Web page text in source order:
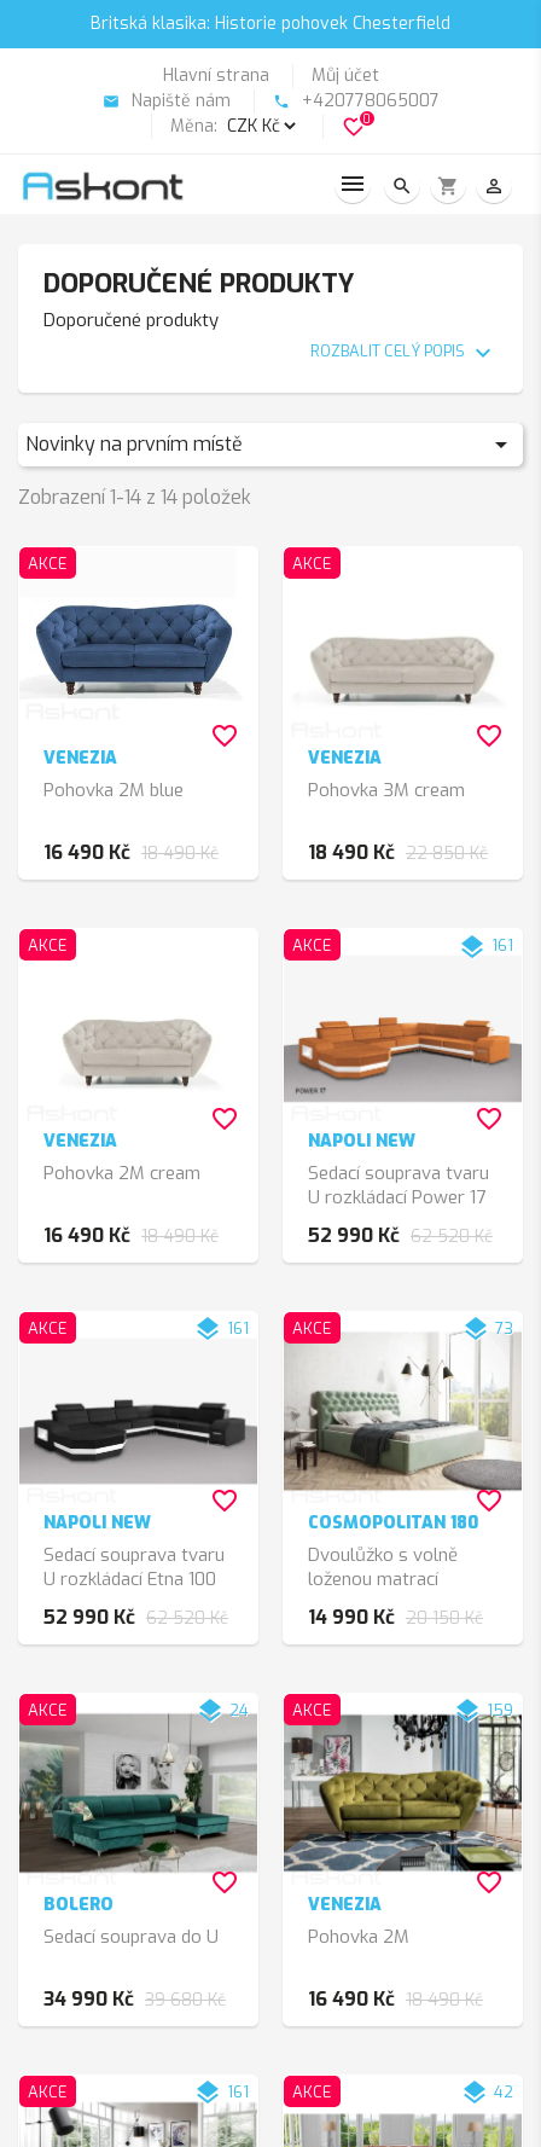
Britská klasika: Historie pohovek Chesterfield
Hlavní strana Můj účet
email Napiště nám phone
+420778065007
Měna:
favorite_border0
search shopping_cart person_outline
DOPORUČENÉ PRODUKTY
Doporučené produkty
ROZBALIT CELÝ POPIS expand_more
Novinky na prvním místě 
Zobrazení 1-14 z 14 položek
AKCE
VENEZIA
Pohovka 2M blue
16 490 Kč 18 490 Kč
favorite_border
AKCE
VENEZIA
Pohovka 3M cream
18 490 Kč 22 850 Kč
favorite_border
AKCE
VENEZIA
Pohovka 2M cream
16 490 Kč 18 490 Kč
favorite_border
AKCE layers 161
NAPOLI NEW
Sedací souprava tvaru
U rozkládací Power 17
52 990 Kč 62 520 Kč
favorite_border
AKCE layers 161
NAPOLI NEW
Sedací souprava tvaru
U rozkládací Etna 100
52 990 Kč 62 520 Kč
favorite_border
AKCE layers 73
COSMOPOLITAN 180
Dvoulůžko s volně
loženou matrací
14 990 Kč 20 150 Kč
favorite_border
AKCE layers24
BOLERO
Sedací souprava do U
34 990 Kč 39 680 Kč
favorite_border
AKCE layers159
VENEZIA
Pohovka 2M
16 490 Kč 18 490 Kč
favorite_border
AKCE layers 161 AKCE layers 42